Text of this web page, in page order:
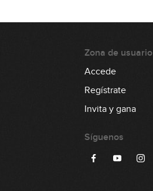
Zona de usuario
Accede
Regístrate
Invita y gana
Síguenos